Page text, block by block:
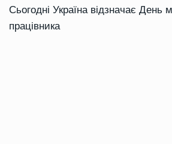
Сьогодні Україна відзначає День
працівника